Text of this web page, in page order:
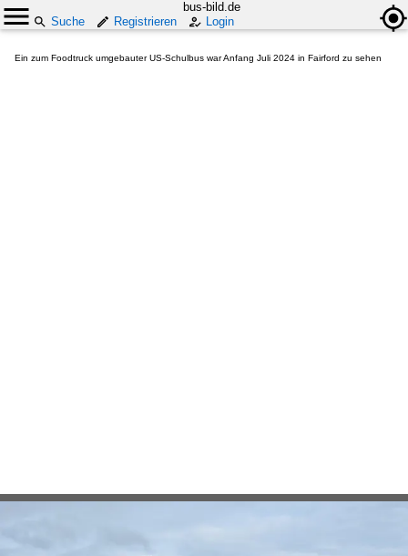
bus-bild.de
Suche
Registrieren Login
Ein zum Foodtruck umgebauter US-Schulbus war Anfang Juli 2024 in Fairford zu sehen